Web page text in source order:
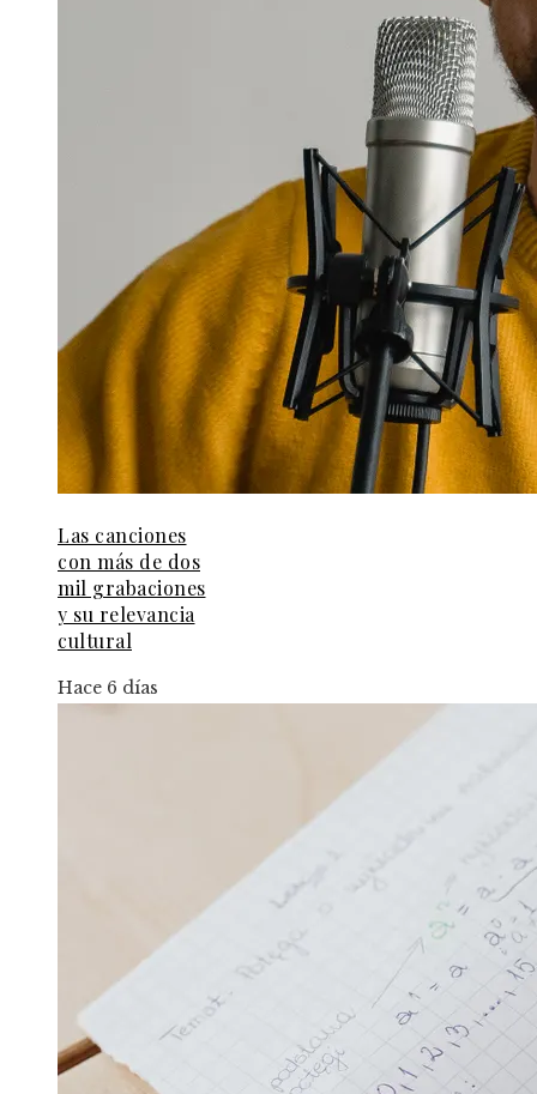
Las canciones
con más de dos
mil grabaciones
y su relevancia
cultural
Hace 6 días